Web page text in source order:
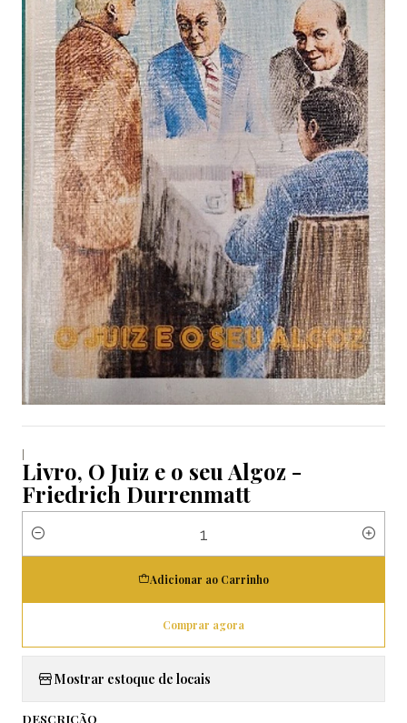
|
Livro, O Juiz e o seu Algoz -
Friedrich Durrenmatt
Quantidade
Adicionar ao Carrinho
Comprar agora
Mostrar estoque de locais
DESCRIÇÃO